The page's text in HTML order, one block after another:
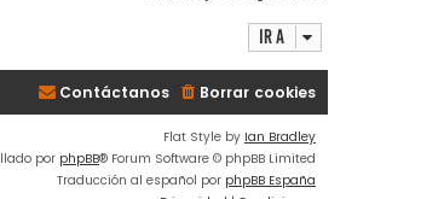
a
Ir a
Borrar cookies
Contáctanos
Flat Style by Ian Bradley
por phpBB® Forum Software © phpBB Limited
Traducción al español por phpBB España